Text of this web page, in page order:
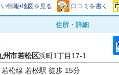
情報•地図を見る 口コミを書く
住所・詳細
州市若松区浜町1丁目17-1
若松線 若松駅 徒歩 15分